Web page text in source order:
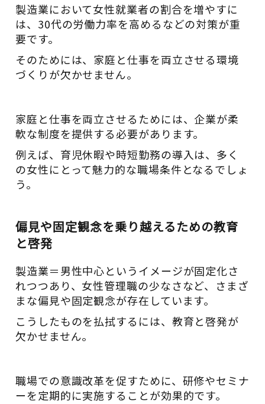
製造業において女性就業者の割合を増やすに
は、30代の労働力率を高めるなどの対策が重
要です。
そのためには、家庭と仕事を両立させる環境
づくりが欠かせません。
家庭と仕事を両立させるためには、企業が柔
軟な制度を提供する必要があります。
例えば、育児休暇や時短勤務の導入は、多く
の女性にとって魅力的な職場条件となるでしょ
う。
偏見や固定観念を乗り越えるための教育
と啓発
製造業＝男性中心というイメージが固定化さ
れつつあり、女性管理職の少なさなど、さまざ
まな偏見や固定観念が存在しています。
こうしたものを払拭するには、教育と啓発が
欠かせません。
職場での意識改革を促すために、研修やセミナ
ーを定期的に実施することが効果的です。